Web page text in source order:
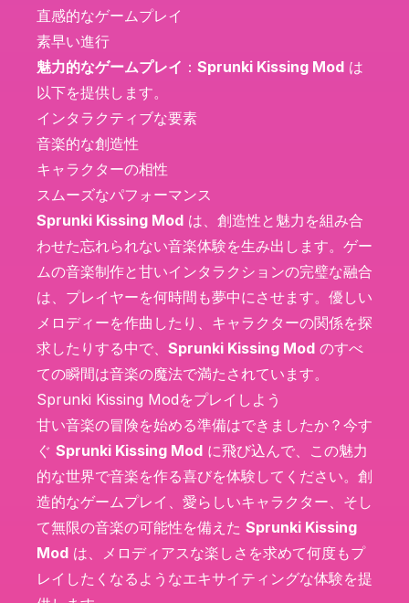
直感的なゲームプレイ
素早い進行
魅力的なゲームプレイ ： Sprunki Kissing Mod は
以下を提供します。
インタラクティブな要素
音楽的な創造性
キャラクターの相性
スムーズなパフォーマンス
Sprunki Kissing Mod は、創造性と魅力を組み合
わせた忘れられない音楽体験を生み出します。ゲー
ムの音楽制作と甘いインタラクションの完璧な融合
は、プレイヤーを何時間も夢中にさせます。優しい
メロディーを作曲したり、キャラクターの関係を探
求したりする中で、 Sprunki Kissing Mod のすべ
ての瞬間は音楽の魔法で満たされています。
Sprunki Kissing Modをプレイしよう
甘い音楽の冒険を始める準備はできましたか？今す
ぐ Sprunki Kissing Mod に飛び込んで、この魅力
的な世界で音楽を作る喜びを体験してください。創
造的なゲームプレイ、愛らしいキャラクター、そし
て無限の音楽の可能性を備えた Sprunki Kissing
Mod は、メロディアスな楽しさを求めて何度もプ
レイしたくなるようなエキサイティングな体験を提